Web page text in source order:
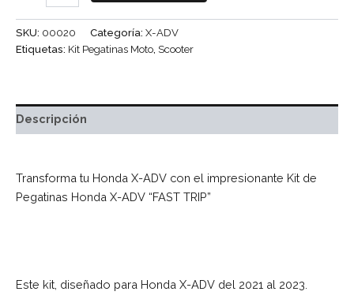
SKU: 00020 Categoría: X-ADV
Etiquetas: Kit Pegatinas Moto, Scooter
Descripción
Transforma tu Honda X-ADV con el impresionante Kit de
Pegatinas Honda X-ADV “FAST TRIP”
Este kit, diseñado para Honda X-ADV del 2021 al 2023.